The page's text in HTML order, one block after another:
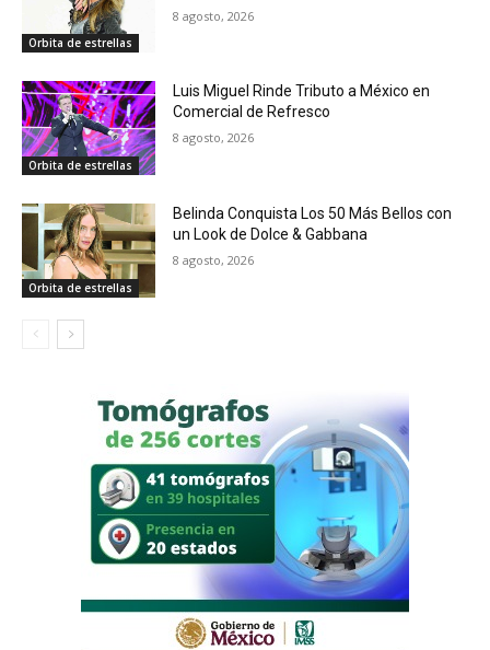
Orbita de estrellas
8 agosto, 2026
Orbita de estrellas
Luis Miguel Rinde Tributo a México en
Comercial de Refresco
8 agosto, 2026
Orbita de estrellas
Belinda Conquista Los 50 Más Bellos con
un Look de Dolce & Gabbana
8 agosto, 2026